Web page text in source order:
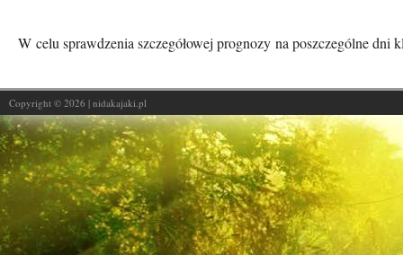
W celu sprawdzenia szczegółowej prognozy na poszczególne
Copyright © 2026 | nidakajaki.pl